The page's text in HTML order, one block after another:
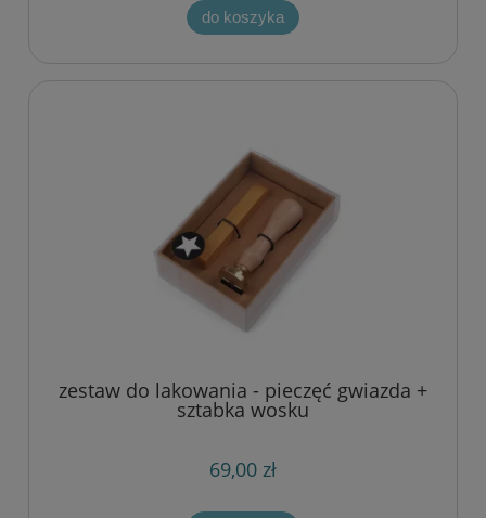
do koszyka
zestaw do lakowania - pieczęć gwiazda +
sztabka wosku
69,00 zł